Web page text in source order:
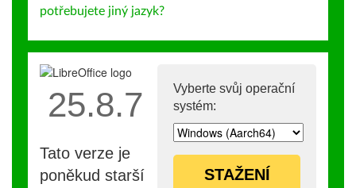
potřebujete jiný jazyk?
Vyberte svůj operační
systém:
STAŽENÍ
25.8.7
Tato verze je
poněkud starší